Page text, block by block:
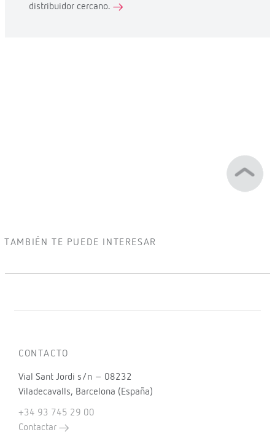
distribuidor cercano.
TAMBIÉN TE PUEDE INTERESAR
CONTACTO
Vial Sant Jordi s/n – 08232
Viladecavalls, Barcelona (España)
+34 93 745 29 00
Contactar